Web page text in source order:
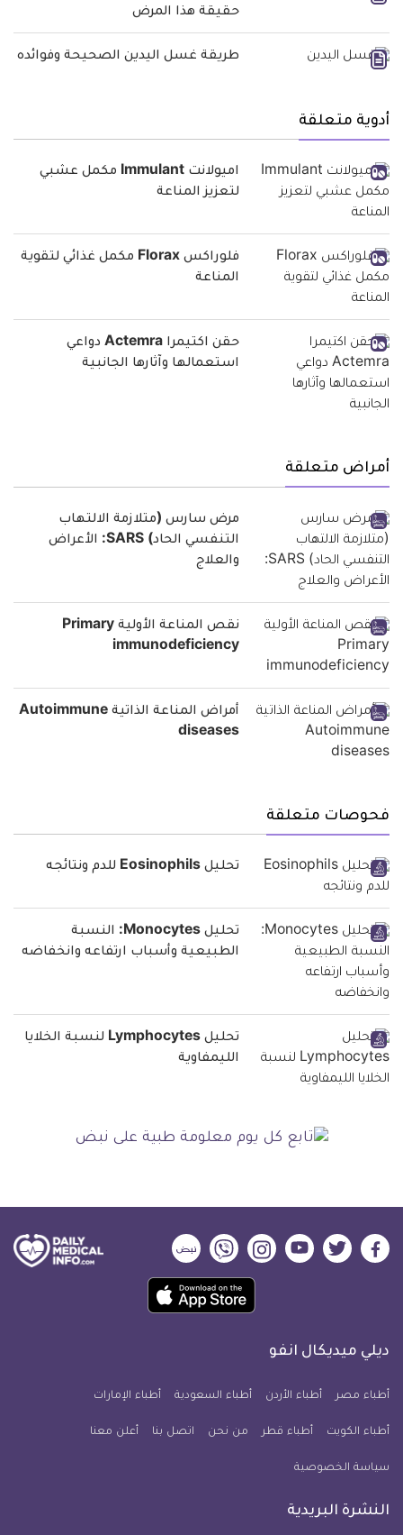
حقيقة هذا المرض
طريقة غسل اليدين الصحيحة وفوائده
أدوية متعلقة
اميولانت Immulant مكمل عشبي
لتعزيز المناعة
فلوراكس Florax مكمل غذائي لتقوية
المناعة
حقن اكتيمرا Actemra دواعي
استعمالها وآثارها الجانبية
أمراض متعلقة
مرض سارس (متلازمة الالتهاب
التنفسي الحاد) SARS: الأعراض
والعلاج
نقص المناعة الأولية Primary
immunodeficiency
أمراض المناعة الذاتية Autoimmune
diseases
فحوصات متعلقة
تحليل Eosinophils للدم ونتائجه
تحليل Monocytes: النسبة
الطبيعية وأسباب ارتفاعه وانخفاضه
تحليل Lymphocytes لنسبة الخلايا
الليمفاوية
ديلي
فيسبوك
ديلي
تويتر
ديلي
ميديكال
يوتيوب
ديلي
ميديكال
انفو
ديلي
ميديكال
انفو
ديلي
ميديكال
انفو
حمل
تطبيق
معلومة
للآيفون
ديلي ميديكال انفو
أطباء مصر أطباء الأردن أطباء السعودية أطباء الإمارات
أطباء الكويت أطباء قطر من نحن اتصل بنا أعلن معنا
سياسة الخصوصية
النشرة البريدية